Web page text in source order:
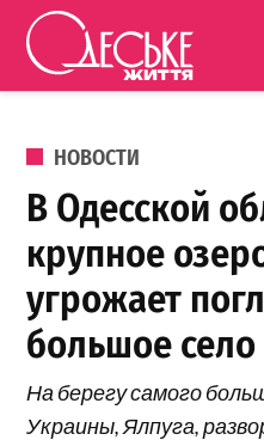
Перейти к содержанию
ОПУБЛИКОВАНО В
НОВОСТИ
В Одесской
крупное
угрожает
большое село
На берегу самого
Украины, Ялпуга,